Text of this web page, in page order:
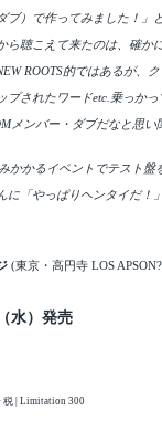
ブ）で作ってみました！」
ら聴こえて来たのは、確か
ROOTS的ではあるが、
プされたワードetc.乗っか
メンバー・ダブだなと思い
かかるイベントでテスト盤
に「やっぱりヘンタイだ！
(東京・高円寺 LOS
水）発売
税 | Limitation 300